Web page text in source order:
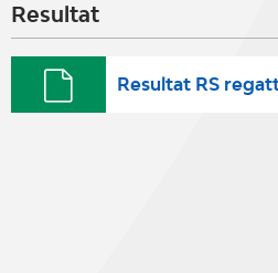
Resultat
Resultat RS